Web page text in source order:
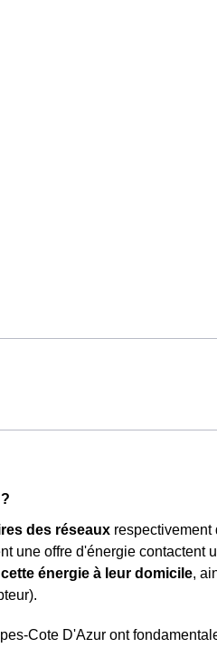
des réseaux respectivement
une offre d'énergie contactent
énergie à leur domicile,
Cote D'Azur ont